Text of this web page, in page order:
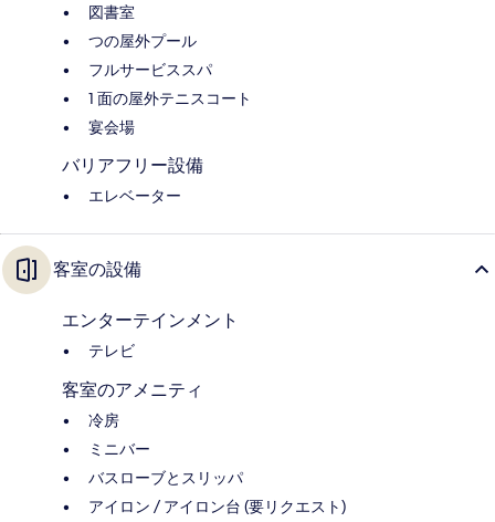
図書室
つの屋外プール
フルサービススパ
1 面の屋外テニスコート
宴会場
バリアフリー設備
エレベーター
客室の設備
エンターテインメント
テレビ
客室のアメニティ
冷房
ミニバー
バスローブとスリッパ
アイロン / アイロン台 (要リクエスト)